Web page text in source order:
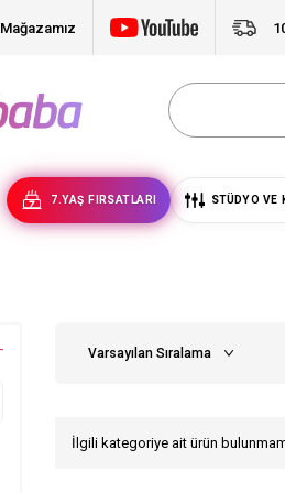
Mağazamız
7.YAŞ FIRSATLARI STÜDYO VE
İlgili kategoriye ait ürün